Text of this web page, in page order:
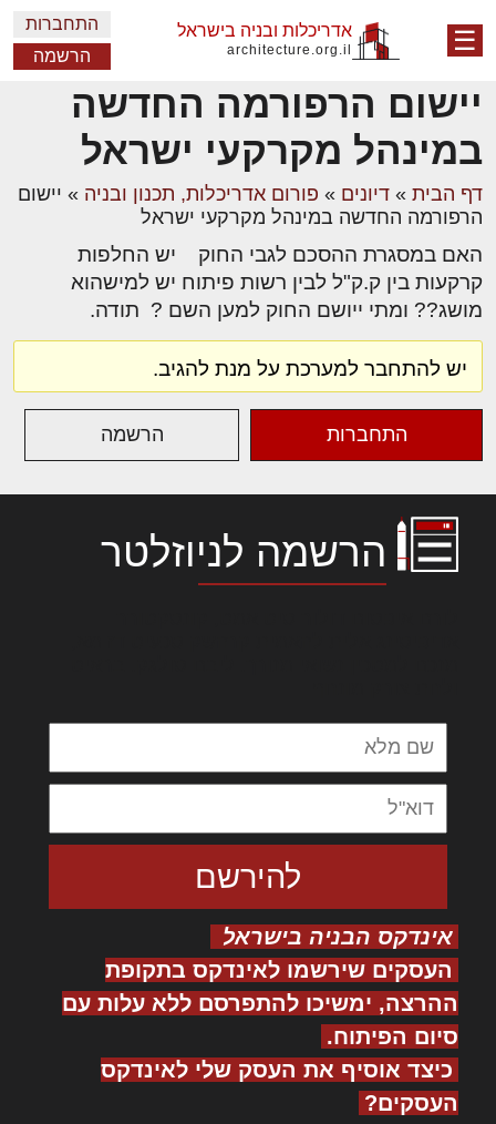
☰ אדריכלות ובניה בישראל
architecture.org.il
התחברות
הרשמה
יישום הרפורמה החדשה
במינהל מקרקעי ישראל
דף הבית » דיונים » פורום אדריכלות, תכנון ובניה » יישום
הרפורמה החדשה במינהל מקרקעי ישראל
האם במסגרת ההסכם לגבי החוק יש החלפות
קרקעות בין ק.ק"ל לבין רשות פיתוח יש למישהוא
מושג?? ומתי ייושם החוק למען השם ? תודה.
יש להתחבר למערכת על מנת להגיב.
התחברות הרשמה
הרשמה לניוזלטר
אינדקס הבניה בישראל
העסקים שירשמו לאינדקס בתקופת
ההרצה, ימשיכו להתפרסם ללא עלות עם
סיום הפיתוח.
כיצד אוסיף את העסק שלי לאינדקס
העסקים?